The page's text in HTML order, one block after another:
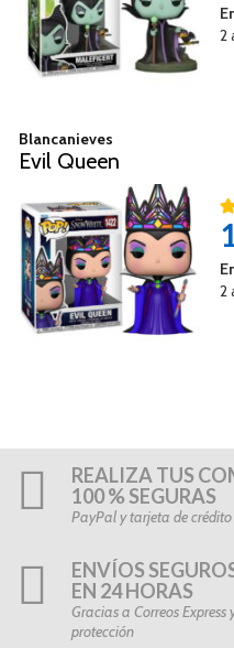
2
Blancanieves
Evil Queen
2
REALIZA TUS
100 % SEGURAS
PayPal y tarjeta de
ENVÍOS
EN 24 HORAS
Gracias a Correos
protección